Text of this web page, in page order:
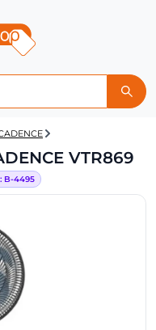
de
VTR869
B-4495